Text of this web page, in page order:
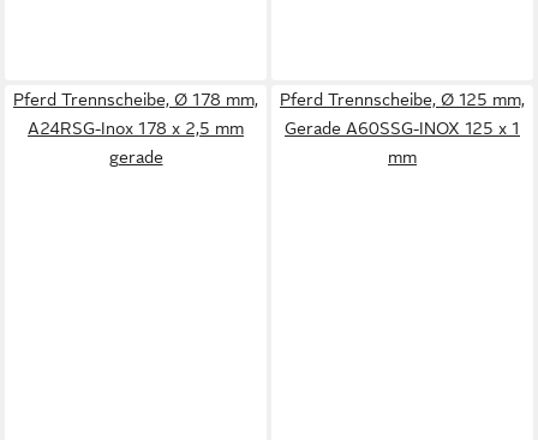
Pferd Trennscheibe, Ø 178 mm,
A24RSG-Inox 178 x 2,5 mm
gerade
Pferd Trennscheibe, Ø 125 mm,
Gerade A60SSG-INOX 125 x 1
mm